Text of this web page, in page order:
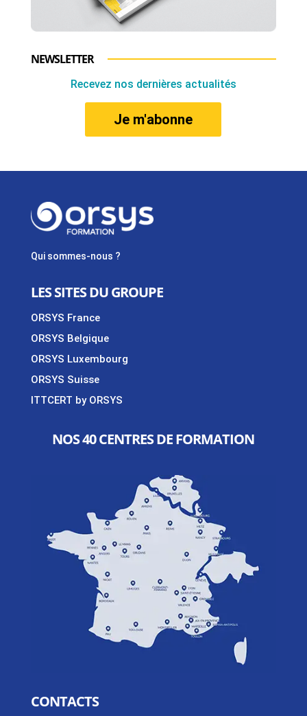
NEWSLETTER
Recevez nos dernières actualités
Je m'abonne
Qui sommes-nous ?
LES SITES DU GROUPE
ORSYS France
ORSYS Belgique
ORSYS Luxembourg
ORSYS Suisse
ITTCERT by ORSYS
NOS 40 CENTRES DE FORMATION
CONTACTS